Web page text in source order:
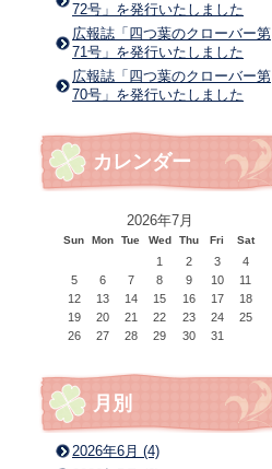
72号」を発行いたしました
広報誌「四つ葉のクローバー第
71号」を発行いたしました
広報誌「四つ葉のクローバー第
70号」を発行いたしました
カレンダー
2026年7月
Sun Mon Tue Wed Thu Fri Sat
1 2 3
4
5
6 7 8 9 10
11
12
13 14 15 16 17
18
19
20 21 22 23 24
25
26
27 28 29 30 31
月別
2026年6月 (4)